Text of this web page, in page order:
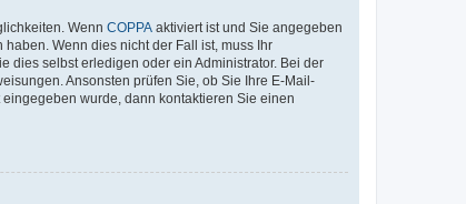
Wenn COPPA aktiviert ist und Sie angegeben
Wenn dies nicht der Fall ist, muss Ihr
dies selbst erledigen oder ein Administrator. Bei der
Ansonsten prüfen Sie, ob Sie Ihre E-Mail-
wurde, dann kontaktieren Sie einen